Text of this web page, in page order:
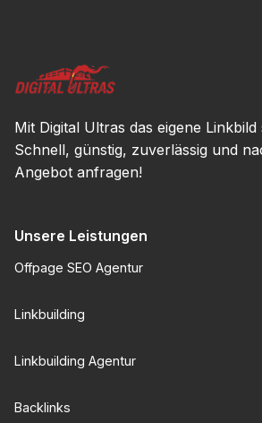
Mit Digital Ultras das eigene
Schnell, günstig, zuverlässig und
Angebot anfragen!
Unsere Leistungen
Offpage SEO Agentur
Linkbuilding
Linkbuilding Agentur
Backlinks